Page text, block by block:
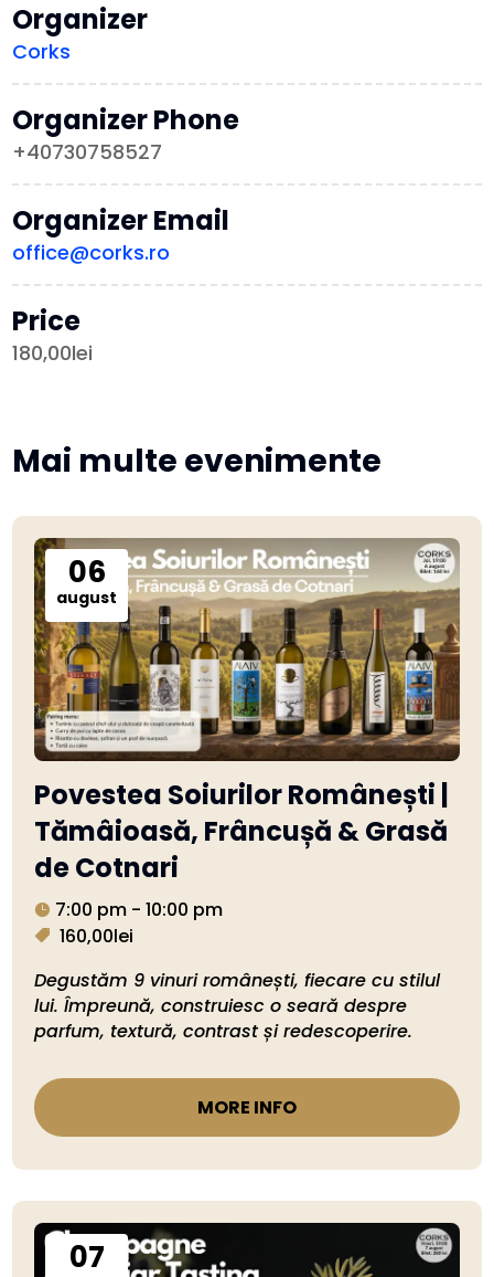
Organizer
Corks
Organizer Phone
+40730758527
Organizer Email
office@corks.ro
Price
180,00lei
Mai multe evenimente
06
august
Povestea Soiurilor Românești |
Tămâioasă, Frâncușă & Grasă
de Cotnari
7:00 pm - 10:00 pm
160,00lei
Degustăm 9 vinuri românești, fiecare cu stilul
lui. Împreună, construiesc o seară despre
parfum, textură, contrast și redescoperire.
MORE INFO
07